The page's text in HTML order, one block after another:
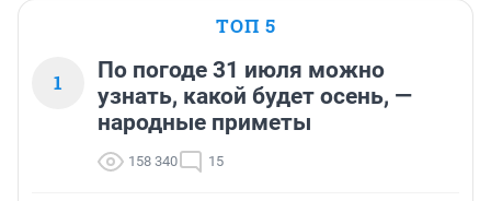
ТОП 5
1
По погоде 31 июля можно
узнать, какой будет осень, —
народные приметы
158 340 15